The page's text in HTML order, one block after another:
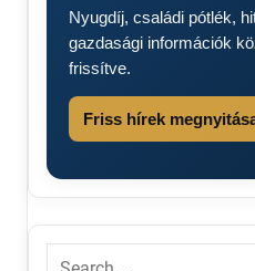
szabályo
MoHu
Nyugdíj, családi pótlék,
gazdasági információk
frissítve.
Friss hírek
Search